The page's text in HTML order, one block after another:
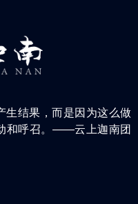
生结果，而是因为这么做
和呼召。——云上迦南团